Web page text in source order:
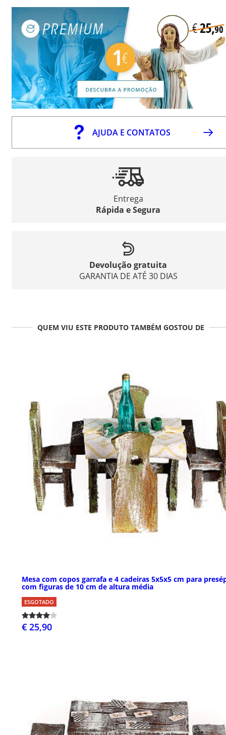
AJUDA E CONTATOS
Entrega
Rápida e Segura
Devolução gratuita
GARANTIA DE ATÉ 30 DIAS
QUEM VIU ESTE PRODUTO TAMBÉM GOSTOU DE
Mesa com copos garrafa e 4 cadeiras 5x5x5 cm para
com figuras de 10 cm de altura média
ESGOTADO
€ 25,90